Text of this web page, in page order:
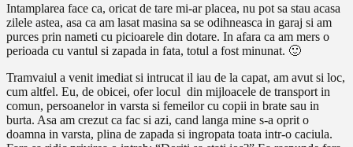
Intamplarea face ca, oricat de tare mi-ar placea, nu pot sa stau acasa
zilele astea, asa ca am lasat masina sa se odihneasca in garaj si am
purces prin nameti cu picioarele din dotare. In afara ca am mers o
perioada cu vantul si zapada in fata, totul a fost minunat. 🙂
Tramvaiul a venit imediat si intrucat il iau de la capat, am avut si loc,
cum altfel. Eu, de obicei, ofer locul din mijloacele de transport in
comun, persoanelor in varsta si femeilor cu copii in brate sau in
burta. Asa am crezut ca fac si azi, cand langa mine s-a oprit o
doamna in varsta, plina de zapada si ingropata toata intr-o caciula.